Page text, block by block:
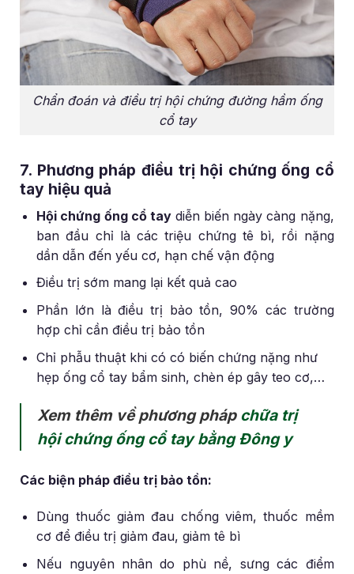
Chẩn đoán và điều trị hội chứng đường hầm ống
cổ tay
7. Phương pháp điều trị hội chứng ống cổ
tay hiệu quả
Hội chứng ống cổ taydiễn biến ngày càng nặng,
ban đầu chỉ là các triệu chứng tê bì, rồi nặng
dần dẫn đến yếu cơ, hạn chế vận động
Điều trị sớm mang lại kết quả cao
Phần lớn là điều trị bảo tồn, 90% các trường
hợp chỉ cần điều trị bảo tồn
Chỉ phẫu thuật khi có có biến chứng nặng như
hẹp ống cổ tay bẩm sinh, chèn ép gây teo cơ,…
Xem thêm về phương pháp chữa trị
hội chứng ống cổ tay bằng Đông y
Các biện pháp điều trị bảo tồn:
Dùng thuốc giảm đau chống viêm, thuốc mềm
cơ để điều trị giảm đau, giảm tê bì
Nếu nguyên nhân do phù nề, sưng các điểm